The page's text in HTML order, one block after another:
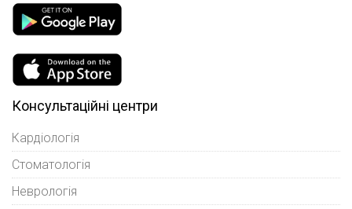
Консультаційні центри
Кардіологія
Стоматологія
Неврологія